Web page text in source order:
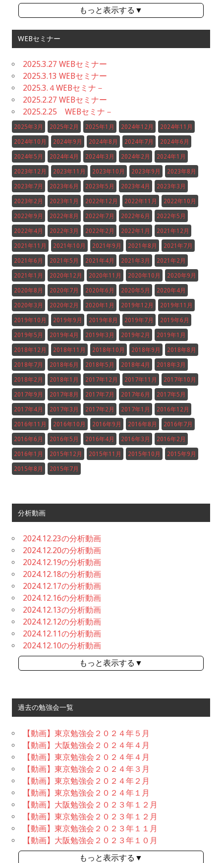
もっと表示する▼
WEBセミナー
2025.3.27 WEBセミナー
2025.3.13 WEBセミナー
2025.3.４WEBセミナ－
2025.2.27 WEBセミナー
2025.2.25 WEBセミナ－
2025年3月 2025年2月 2025年1月 2024年12月 2024年11月
2024年10月 2024年9月 2024年8月 2024年7月 2024年6月
2024年5月 2024年4月 2024年3月 2024年2月 2024年1月
2023年12月 2023年11月 2023年10月 2023年9月 2023年8月
2023年7月 2023年6月 2023年5月 2023年4月 2023年3月
2023年2月 2023年1月 2022年12月 2022年11月 2022年10月
2022年9月 2022年8月 2022年7月 2022年6月 2022年5月
2022年4月 2022年3月 2022年2月 2022年1月 2021年12月
2021年11月 2021年10月 2021年9月 2021年8月 2021年7月
2021年6月 2021年5月 2021年4月 2021年3月 2021年2月
2021年1月 2020年12月 2020年11月 2020年10月 2020年9月
2020年8月 2020年7月 2020年6月 2020年5月 2020年4月
2020年3月 2020年2月 2020年1月 2019年12月 2019年11月
2019年10月 2019年9月 2019年8月 2019年7月 2019年6月
2019年5月 2019年4月 2019年3月 2019年2月 2019年1月
2018年12月 2018年11月 2018年10月 2018年9月 2018年8月
2018年7月 2018年6月 2018年5月 2018年4月 2018年3月
2018年2月 2018年1月 2017年12月 2017年11月 2017年10月
2017年9月 2017年8月 2017年7月 2017年6月 2017年5月
2017年4月 2017年3月 2017年2月 2017年1月 2016年12月
2016年11月 2016年10月 2016年9月 2016年8月 2016年7月
2016年6月 2016年5月 2016年4月 2016年3月 2016年2月
2016年1月 2015年12月 2015年11月 2015年10月 2015年9月
2015年8月 2015年7月
分析動画
2024.12.23の分析動画
2024.12.20の分析動画
2024.12.19の分析動画
2024.12.18の分析動画
2024.12.17の分析動画
2024.12.16の分析動画
2024.12.13の分析動画
2024.12.12の分析動画
2024.12.11の分析動画
2024.12.10の分析動画
もっと表示する▼
過去の勉強会一覧
【動画】東京勉強会２０２４年５月
【動画】大阪勉強会２０２４年４月
【動画】東京勉強会２０２４年４月
【動画】東京勉強会２０２４年３月
【動画】東京勉強会２０２４年２月
【動画】東京勉強会２０２４年１月
【動画】大阪勉強会２０２３年１２月
【動画】東京勉強会２０２３年１２月
【動画】東京勉強会２０２３年１１月
【動画】大阪勉強会２０２３年１０月
もっと表示する▼